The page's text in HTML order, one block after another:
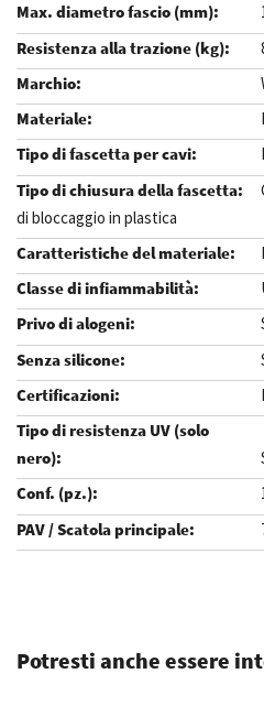
di bloccaggio in plastica
Potresti anche essere